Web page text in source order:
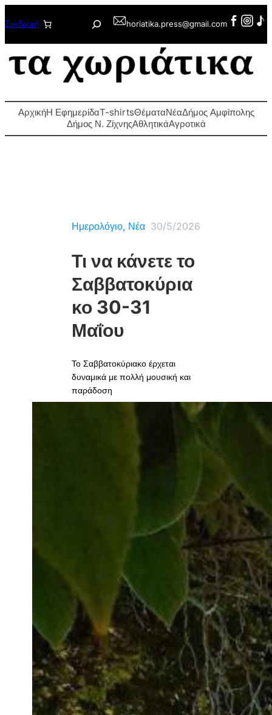
στο
περιεχόμενο
Συνδρομή Αναζήτησηhoriatika.press@gmail.com
ΑρχικήΗ ΕφημερίδαT-shirtsΘέματαΝέαΔήμος Αμφίπολης
Δήμος Ν. ΖίχνηςΑθλητικάΑγροτικά
Ημερολόγιο, Νέα 30/5/2026
Τι να κάνετε το
Σαββατοκύρια
κο 30-31
Μαΐου
Το Σαββατοκύριακο έρχεται
δυναμικά με πολλή μουσική και
παράδοση